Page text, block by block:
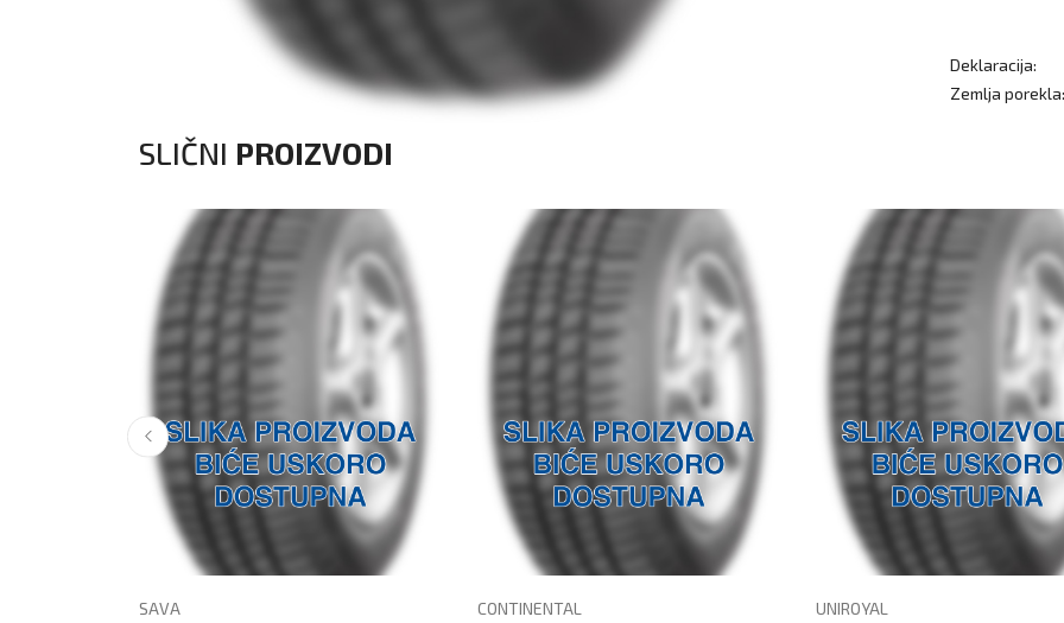
Deklaracija:
Zemlja
SLIČNI PROIZVODI
SAVA CONTINENTAL UNIROYAL